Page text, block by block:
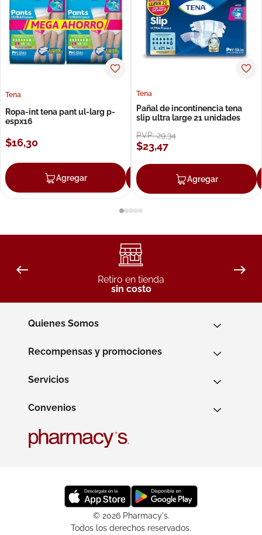
Tena
Ropa-int tena pant ul-larg p-
espx16
$16,30
Agregar Agregar
Tena
Pañal de incontinencia tena
slip ultra large 21 unidades
PVP:29,34
$23,47
Agregar
Retiro en tienda
sin costo
Quienes Somos
Recompensas y promociones
Servicios
Convenios
© 2026 Pharmacy's.
Todos los derechos reservados.